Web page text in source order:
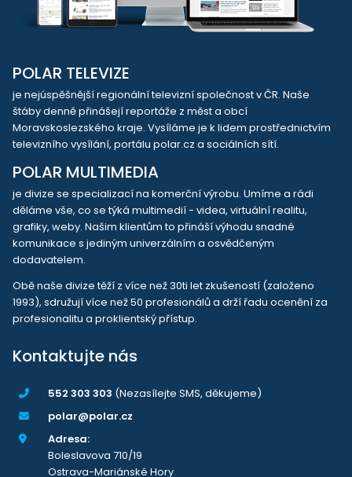
POLAR TELEVIZE
je nejúspěšnější regionální televizní společnost v ČR. Naše
štáby denně přinášejí reportáže z měst a obcí
Moravskoslezského kraje. Vysíláme je k lidem prostřednictvím
televizního vysílání, portálu polar.cz a sociálních sítí.
POLAR MULTIMEDIA
je divize se specializací na komerční výrobu. Umíme a rádi
děláme vše, co se týká multimedií - videa, virtuální realitu,
grafiky, weby. Našim klientům to přináší výhodu snadné
komunikace s jediným univerzálním a osvědčeným
dodavatelem.
Obě naše divize těží z více než 30ti let zkušeností (založeno
1993), sdružují více než 50 profesionálů a drží řadu ocenění za
profesionalitu a proklientský přístup.
Kontaktujte nás
552 303 303 (Nezasílejte SMS, děkujeme)
polar@polar.cz
Adresa:
Boleslavova 710/19
Ostrava-Mariánské Hory